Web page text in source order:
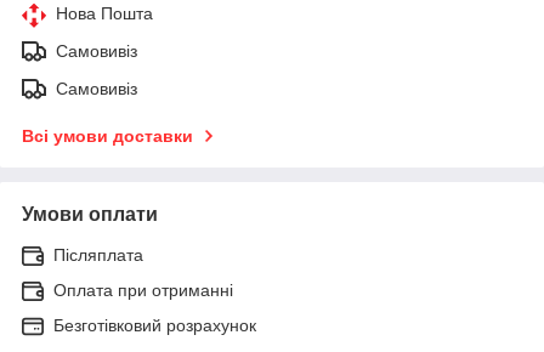
Нова Пошта
Самовивіз
Самовивіз
Всі умови доставки
Умови оплати
Післяплата
Оплата при отриманні
Безготівковий розрахунок